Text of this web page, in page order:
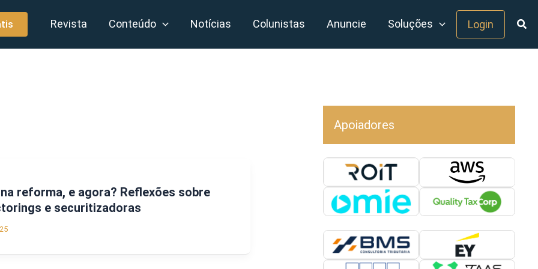
Revista Conteúdo Notícias Colunistas Anuncie Soluções Login
reforma, e agora? Reflexões sobre
e securitizadoras
Apoiadores